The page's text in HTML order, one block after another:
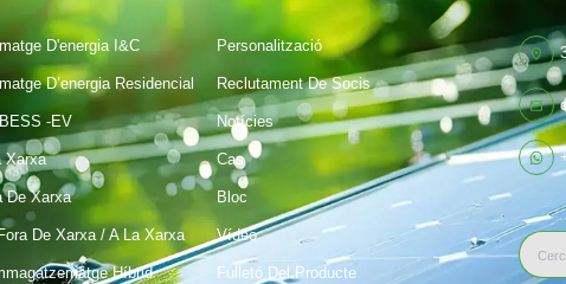
D'energia I&C
D’energia Residencial
-EV
Xarxa
De Xarxa
De Xarxa / A La Xarxa
Híbrid
Personalització
Reclutament De Socis
Notícies
Cas
Bloc
Vídeo
Fulletó Del Producte